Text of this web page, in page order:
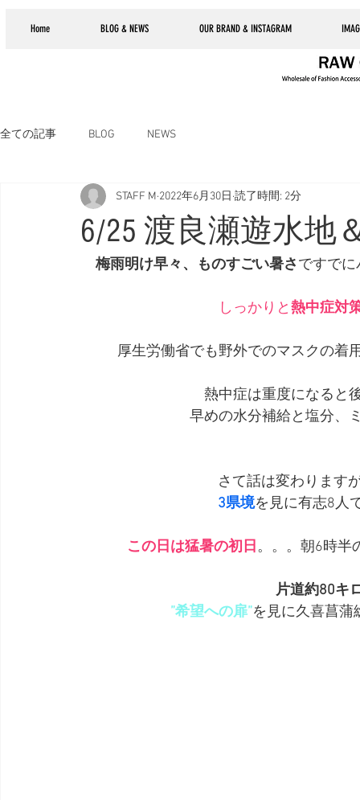
Home BLOG & NEWS OUR BRAND & INSTAGRAM
全ての記事 BLOG NEWS
6/25 渡良瀬遊水地
STAFF M 2022年6月30日 読了時間: 2分
梅雨明け早々、ものすごい暑さですで
しっかりと熱中症対
厚生労働省でも野外でのマスクの着
熱中症は重度になると
早めの水分補給と塩分、
さて話は変わります
3県境を見に有志8人
この日は猛暑の初日 。。。朝6時半
片道約80キ
”希望への扉”を見に久喜菖蒲